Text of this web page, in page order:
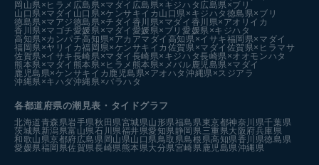
岡山県×ヒラメ 広島県×マダイ 広島県×キジハタ 広島県×ブリ
山口県×マダイ 山口県×ケンサキイカ 山口県×キジハタ 徳島県×ブリ
徳島県×マアジ徳島県×チダイ 香川県×マダイ 香川県×アオリイカ
香川県×マゴチ愛媛県×マダイ 愛媛県×ブリ愛媛県×キジハタ
高知県×カンパチ高知県×アカアマダイ 高知県×イサキ福岡県×マダイ
福岡県×ヤリイカ福岡県×ケンサキイカ 佐賀県×マダイ 佐賀県×ヒラマサ
佐賀県×イサキ長崎県×マダイ 長崎県×キジハタ長崎県×オオモンハタ
熊本県×マダイ 熊本県×ヒラメ 熊本県×メバル 鹿児島県×マダイ
鹿児島県×ケンサキイカ 鹿児島県×アオハタ沖縄県×スジアラ
沖縄県×キハダ沖縄県×バラハタ
各都道府県の潮見表 ・タイドグラフ
北海道青森県岩手県秋田県宮城県山形県福島県 東京都神奈川県千葉県
茨城県 新潟県富山県石川県福井県愛知県静岡県 三重県大阪府兵庫県
和歌山県京都府広島県 岡山県山口県 鳥取県島根県高知県香川県徳島県
愛媛県福岡県佐賀県長崎県 熊本県大分県宮崎県 鹿児島県沖縄県